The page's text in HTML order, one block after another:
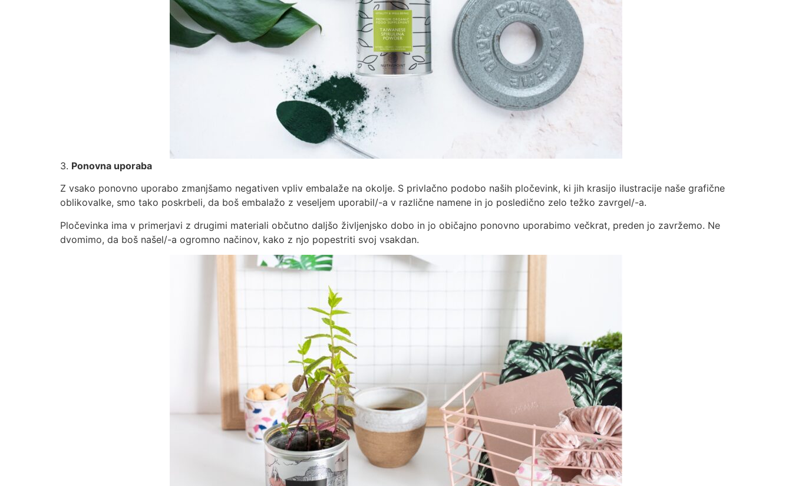
3. Ponovna uporaba
Z vsako ponovno uporabo zmanjšamo negativen vpliv embalaže na okolje. S privlačno podobo naših pločevink, ki jih krasijo ilustracije naše grafične
oblikovalke, smo tako poskrbeli, da boš embalažo z veseljem uporabil/-a v različne namene in jo posledično zelo težko zavrgel/-a.
Pločevinka ima v primerjavi z drugimi materiali občutno daljšo življenjsko dobo in jo običajno ponovno uporabimo večkrat, preden jo zavržemo. Ne
dvomimo, da boš našel/-a ogromno načinov, kako z njo popestriti svoj vsakdan.